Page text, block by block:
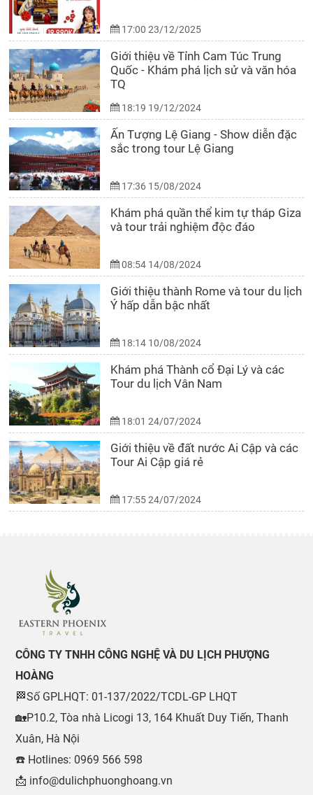
17:00 23/12/2025
Giới thiệu về Tỉnh Cam Túc Trung
Quốc - Khám phá lịch sử và văn hóa
TQ
18:19 19/12/2024
Ấn Tượng Lệ Giang - Show diễn đặc
sắc trong tour Lệ Giang
17:36 15/08/2024
Khám phá quần thể kim tự tháp Giza
và tour trải nghiệm độc đáo
08:54 14/08/2024
Giới thiệu thành Rome và tour du lịch
Ý hấp dẫn bậc nhất
18:14 10/08/2024
Khám phá Thành cổ Đại Lý và các
Tour du lịch Vân Nam
18:01 24/07/2024
Giới thiệu về đất nước Ai Cập và các
Tour Ai Cập giá rẻ
17:55 24/07/2024
CÔNG TY TNHH CÔNG NGHỆ VÀ DU LỊCH PHƯỢNG
HOÀNG
🏁Số GPLHQT: 01-137/2022/TCDL-GP LHQT
🏡P10.2, Tòa nhà Licogi 13, 164 Khuất Duy Tiến, Thanh
Xuân, Hà Nội
☎️ Hotlines: 0969 566 598
📩 info@dulichphuonghoang.vn
0969 566 598